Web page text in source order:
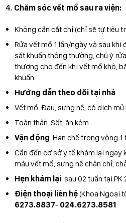
Chăm sóc vết mổ sau ra viện:
Không cần cắt chỉ (chỉ sẽ tự tiêu
Rửa vết mổ 1 lần/ngày và sau
sát khuẩn thông thường, chú ý
thương cho đến khi vết mổ khô,
khuẩn.
Hướng dẫn theo dõi tại nhà:
Vết mổ: Đau, sưng nề, có dịch mủ
Toàn thân: Sốt, ăn kém
Vận động: Hạn chế trong vòng 1
Cần đến cơ sở y tế khám lại ngay
máu vết mổ, sưng nề chân chỉ,
Hẹn khám lại: sau 02 tuần tại
Điện thoại liên hệ(Khoa Ngoại
6273.8837- 024.6273.8581